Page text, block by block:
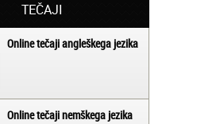
TEČAJI
Online tečaji angleškega jezika
Online tečaji nemškega jezika